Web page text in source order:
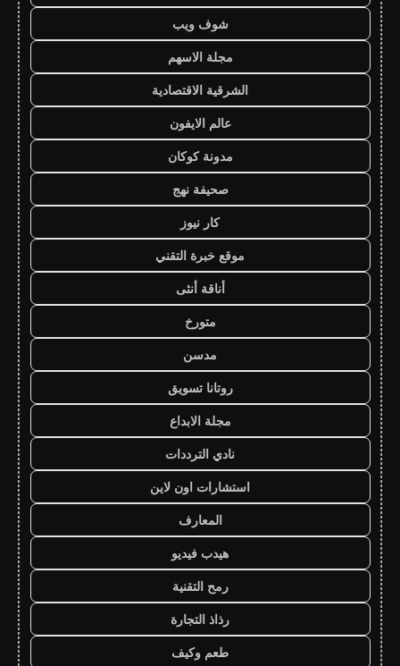
شوف ويب
مجلة الاسهم
الشرقية الاقتصادية
عالم الايفون
مدونة كوكان
صحيفة نهج
كار نيوز
موقع خبرة التقني
أناقة أنثى
متورخ
مدسن
روتانا تسويق
مجلة الابداع
نادي الترددات
استشارات اون لاين
المعارف
هيدب فيديو
رمح التقنية
رذاذ التجارة
طعم وكيف